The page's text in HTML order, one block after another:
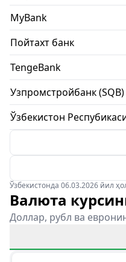
MyBank
Пойтахт банк
TengeBank
Узпромстройбанк (SQB)
Ўзбекистон
Ўзбекистонда 06.03.2026 йил
Валюта
Доллар, рубл ва